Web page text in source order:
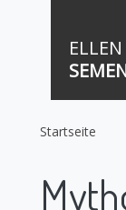
ELLEN
Startseite